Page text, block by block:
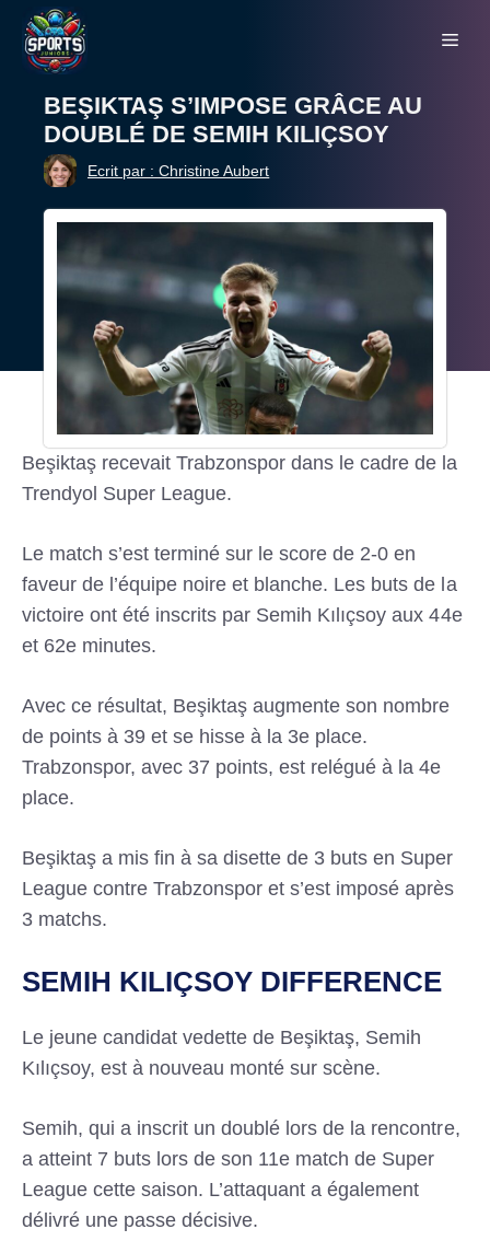
Aller
contenu
BEŞIKTAŞ S’IMPOSE GRÂCE AU
DOUBLÉ DE SEMIH KILIÇSOY
Ecrit par : Christine Aubert
Beşiktaş recevait Trabzonspor dans le cadre de la
Trendyol Super League.
Le match s’est terminé sur le score de 2-0 en
faveur de l’équipe noire et blanche. Les buts de la
victoire ont été inscrits par Semih Kılıçsoy aux 44e
et 62e minutes.
Avec ce résultat, Beşiktaş augmente son nombre
de points à 39 et se hisse à la 3e place.
Trabzonspor, avec 37 points, est relégué à la 4e
place.
Beşiktaş a mis fin à sa disette de 3 buts en Super
League contre Trabzonspor et s’est imposé après
3 matchs.
SEMIH KILIÇSOY DIFFERENCE
Le jeune candidat vedette de Beşiktaş, Semih
Kılıçsoy, est à nouveau monté sur scène.
Semih, qui a inscrit un doublé lors de la rencontre,
a atteint 7 buts lors de son 11e match de Super
League cette saison. L’attaquant a également
délivré une passe décisive.